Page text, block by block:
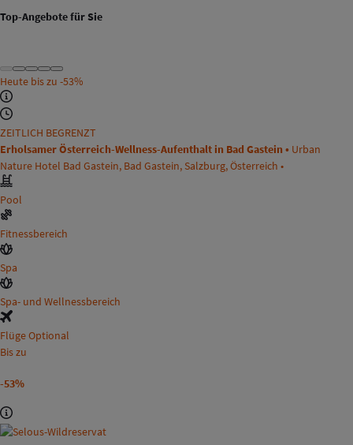
Top-Angebote für Sie
Heute bis zu -53%
ZEITLICH BEGRENZT
Erholsamer Österreich-Wellness-Aufenthalt in Bad Gastein • Urban
Nature Hotel Bad Gastein, Bad Gastein, Salzburg, Österreich •
Pool
Fitnessbereich
Spa
Spa- und Wellnessbereich
Flüge Optional
Bis zu
-53%